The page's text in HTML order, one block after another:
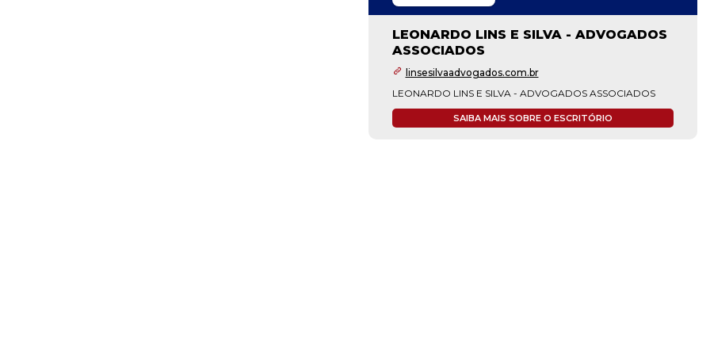
LEONARDO LINS E SILVA - ADVOGADOS
ASSOCIADOS
linsesilvaadvogados.com.br
LEONARDO LINS E SILVA - ADVOGADOS ASSOCIADOS
SAIBA MAIS SOBRE O ESCRITÓRIO